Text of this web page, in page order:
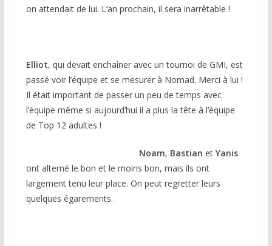
on attendait de lui. L’an prochain, il sera inarrêtable !
Elliot, qui devait enchaîner avec un tournoi de GMI, est
passé voir l’équipe et se mesurer à Nomad. Merci à lui !
Il était important de passer un peu de temps avec
l’équipe même si aujourd’hui il a plus la tête à l’équipe
de Top 12 adultes !
Noam, Bastian et Yanis
ont alterné le bon et le moins bon, mais ils ont
largement tenu leur place. On peut regretter leurs
quelques égarements.